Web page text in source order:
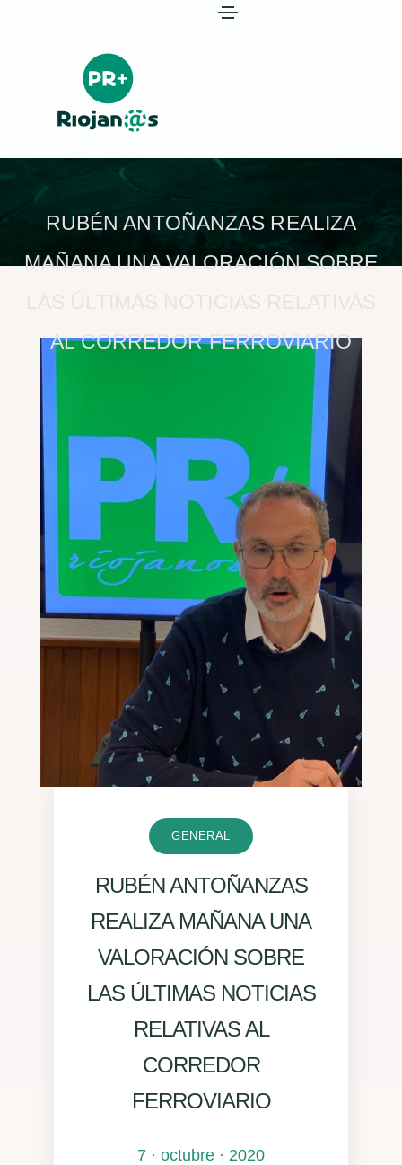
RUBÉN ANTOÑANZAS REALIZA
MAÑANA UNA VALORACIÓN SOBRE
AL CORREDOR FERROVIARIO
GENERAL
RUBÉN ANTOÑANZAS
REALIZA MAÑANA UNA
VALORACIÓN SOBRE
LAS ÚLTIMAS NOTICIAS
RELATIVAS AL
CORREDOR
FERROVIARIO
7 · octubre · 2020